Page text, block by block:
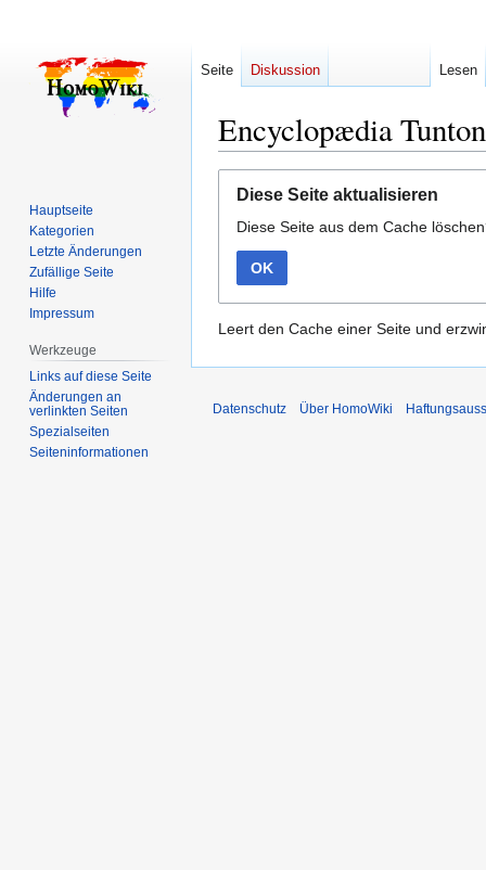
Encyclopædia
Navigation
springen
Suche
springen
Diese Seite aktualisieren
Diese Seite aus dem Cache
OK
Leert den Cache einer Seite und
Seite Diskussion Lesen
Hauptseite
Kategorien
Letzte Änderungen
Zufällige Seite
Hilfe
Impressum
Werkzeuge
Links auf diese Seite
Änderungen an
verlinkten Seiten
Spezialseiten
Seiten­­informationen
Datenschutz Über HomoWiki